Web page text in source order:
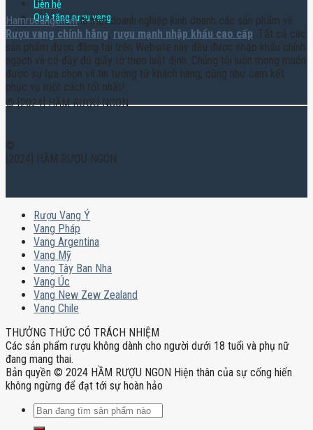
Liên hệ
Quà tặng rượu vang
Hamruoungon.vnlà một doanh nghiệp kinh doanh các sản phẩm về
Rượu vang chính hãng, rượu mạnh nhập khẩu cao cấp. Tất cả các
sản phẩm được đăng tải trên Website này đều được nhập khẩu chính
ngạch và có đầy đủ giấy tờ theo luật định. Chúng tôi luôn mong muốn
được sự lựa chọn và tin tưởng từ khách hàng, cũng như cam kết
phục vụ một cách tốt nhất!
© [2024] HẦM RƯỢU NGON
©
[2024] HẦM RƯỢU NGON
Rượu Vang Ý
Vang Pháp
Vang Argentina
Vang Mỹ
Vang Tây Ban Nha
Vang Úc
Vang New Zew Zealand
Vang Chile
THƯỞNG THỨC CÓ TRÁCH NHIỆM
Các sản phẩm rượu không dành cho người dưới 18 tuổi và phụ nữ
đang mang thai.
Bản quyền © 2024 HẦM RƯỢU NGON Hiện thân của sự cống hiến
không ngừng để đạt tới sự hoàn hảo
Tìm
kiếm: